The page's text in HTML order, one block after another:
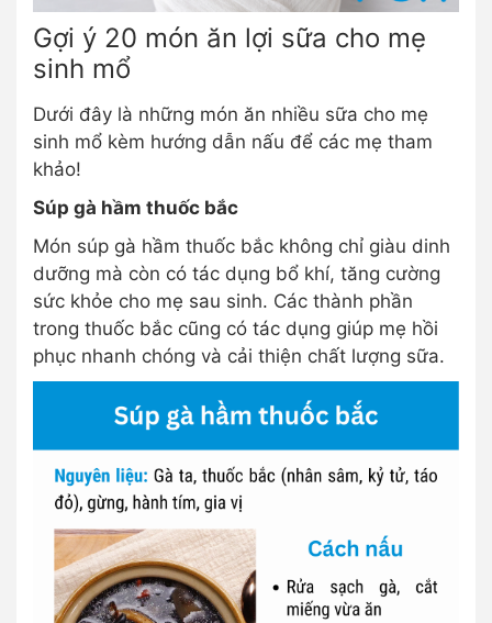
Gợi ý 20 món ăn lợi sữa cho mẹ
sinh mổ
Dưới đây là những món ăn nhiều sữa cho mẹ
sinh mổ kèm hướng dẫn nấu để các mẹ tham
khảo!
Súp gà hầm thuốc bắc
Món súp gà hầm thuốc bắc không chỉ giàu dinh
dưỡng mà còn có tác dụng bổ khí, tăng cường
sức khỏe cho mẹ sau sinh. Các thành phần
trong thuốc bắc cũng có tác dụng giúp mẹ hồi
phục nhanh chóng và cải thiện chất lượng sữa.